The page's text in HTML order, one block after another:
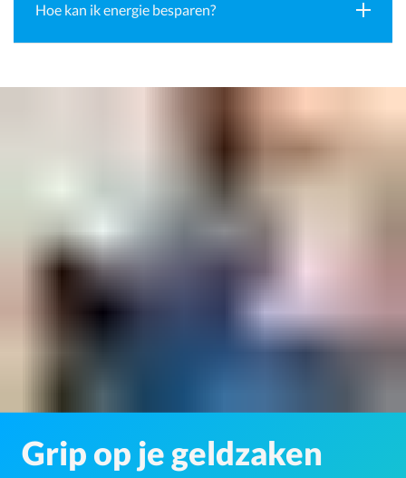
Hoe kan ik energie besparen?
Grip op je geldzaken